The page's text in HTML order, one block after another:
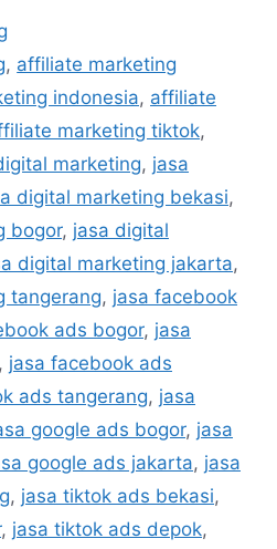
, affiliate marketing
indonesia, affiliate
marketing tiktok,
marketing, jasa
digital marketing bekasi,
bogor, jasa digital
digital marketing jakarta,
tangerang, jasa facebook
ads bogor, jasa
, jasa facebook ads
ads tangerang, jasa
google ads bogor, jasa
google ads jakarta, jasa
, jasa tiktok ads bekasi,
, jasa tiktok ads depok,